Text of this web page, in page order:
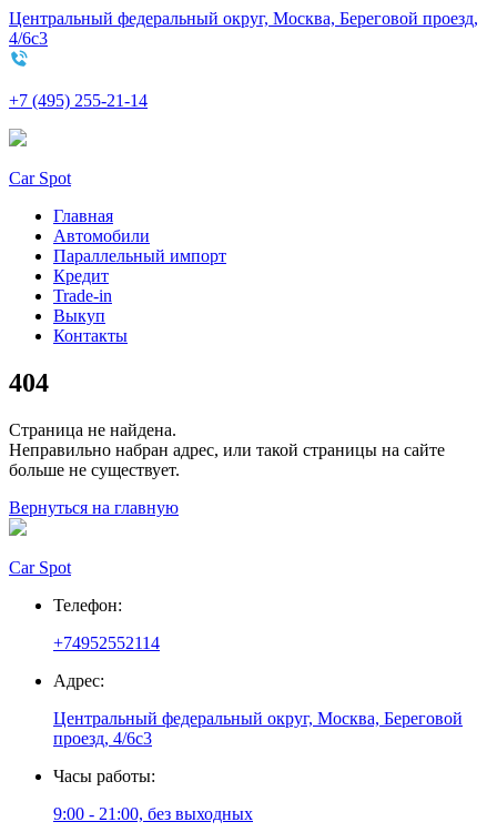
Центральный федеральный округ, Москва, Береговой проезд,
4/6с3
+7 (495) 255-21-14
Car Spot
Главная
Автомобили
Параллельный импорт
Кредит
Trade-in
Выкуп
Контакты
404
Страница не найдена.
Неправильно набран адрес, или такой страницы на сайте
больше не существует.
Вернуться на главную
Car Spot
Телефон:
+74952552114
Адрес:
Центральный федеральный округ, Москва, Береговой
проезд, 4/6с3
Часы работы:
9:00 - 21:00, без выходных